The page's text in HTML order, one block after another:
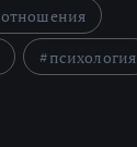
отношения
психология